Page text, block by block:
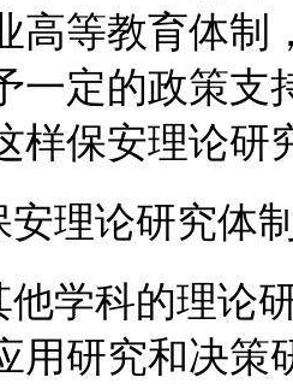
高等教育体制
一定的政策支
样保安理论研
安理论研究体
他学科的理论
用研究和决策